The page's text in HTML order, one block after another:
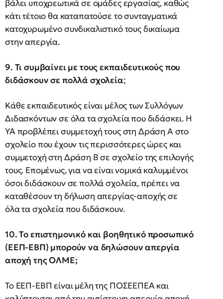
βάλει υποχρεωτικά σε ομάδες εργασίας, καθώς
κάτι τέτοιο θα καταπατούσε το συνταγματικά
κατοχυρωμένο συνδικαλιστικό τους δικαίωμα
στην απεργία.
9. Τι συμβαίνει με τους εκπαιδευτικούς που
διδάσκουν σε πολλά σχολεία;
Κάθε εκπαιδευτικός είναι μέλος των Συλλόγων
Διδασκόντων σε όλα τα σχολεία που διδάσκει. Η
ΥΑ προβλέπει συμμετοχή τους στη Δράση Α στο
σχολείο που έχουν τις περισσότερες ώρες και
συμμετοχή στη Δράση Β σε σχολείο της επιλογής
τους. Επομένως, για να είναι νομικά καλυμμένοι
όσοι διδάσκουν σε πολλά σχολεία, πρέπει να
καταθέσουν τη δήλωση απεργίας-αποχής σε
όλα τα σχολεία που διδάσκουν.
10. Το επιστημονικό και βοηθητικό προσωπικό
(ΕΕΠ-ΕΒΠ) μπορούν να δηλώσουν απεργία
αποχή της ΟΛΜΕ;
Το ΕΕΠ-ΕΒΠ είναι μέλη της ΠΟΣΕΕΠΕΑ και